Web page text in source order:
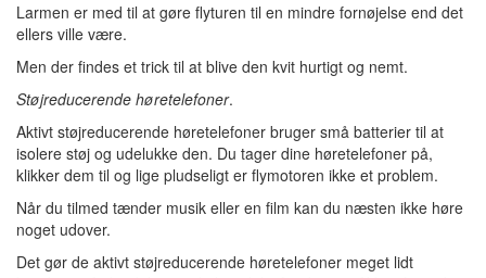
Larmen er med til at gøre flyturen til en mindre fornøjelse end det
ellers ville være.
Men der findes et trick til at blive den kvit hurtigt og nemt.
Støjreducerende høretelefoner.
Aktivt støjreducerende høretelefoner bruger små batterier til at
isolere støj og udelukke den. Du tager dine høretelefoner på,
klikker dem til og lige pludseligt er flymotoren ikke et problem.
Når du tilmed tænder musik eller en film kan du næsten ikke høre
noget udover.
Det gør de aktivt støjreducerende høretelefoner meget lidt